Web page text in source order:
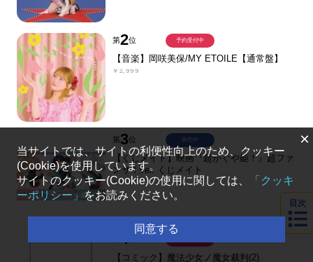
第2位
【音楽】岡咲美保/MY ETOILE【通常盤】
￥2,999
予約受付中
第3位
【くじメイト】映画『超かぐや姫！』超ファ
ンサ！ver. くじメイト
￥770
発売中
4
【コミック】魔法少女ノ魔女裁判(2)
目次
×
当サイトでは、サイトの利便性向上のため、クッキー
(Cookie)を使用しています。
サイトのクッキー(Cookie)の使用に関しては、
「クッキ
ーポリシー」をお読みください。
同意する